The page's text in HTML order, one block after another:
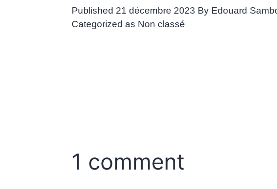
Published 21 décembre 2023 By Edouard
Categorized as Non classé
1 comment